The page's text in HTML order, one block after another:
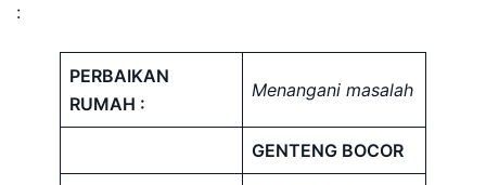
:
PERBAIKAN
RUMAH :
Menangani masalah
GENTENG BOCOR